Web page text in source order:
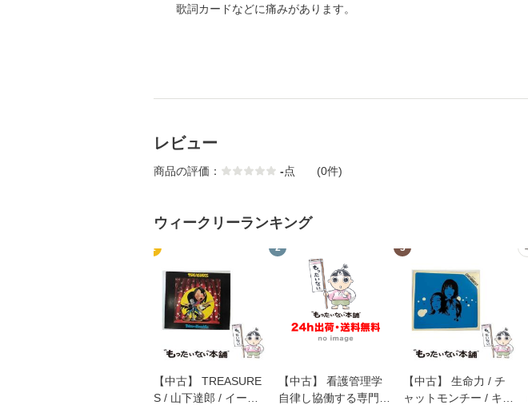
歌詞カードなどに痛みがあります。
レビュー
商品の評価： -点 (0件)
ウィークリーランキング
1
【中古】 TREASURE
S / 山下達郎 / イース
2
【中古】 看護管理学
自律し協働する専門職
3
【中古】 生命力 / チ
ャットモンチー / キュ